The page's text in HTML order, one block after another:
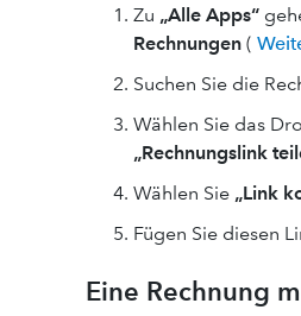
Zu „Alle Apps“
Rechnungen (
Suchen Sie die
Wählen Sie das
„Rechnungslink
Wählen Sie „Link
Fügen Sie diesen
Eine Rechnung